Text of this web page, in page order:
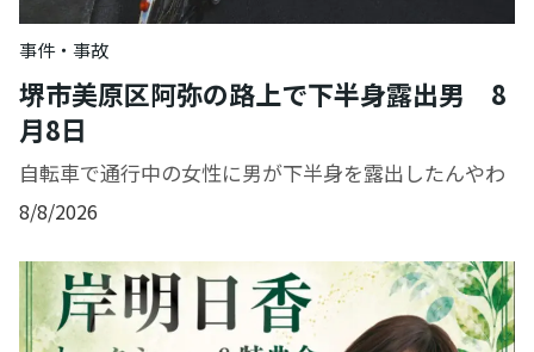
事件・事故
堺市美原区阿弥の路上で下半身露出男 8
月8日
自転車で通行中の女性に男が下半身を露出したんやわ
8/8/2026